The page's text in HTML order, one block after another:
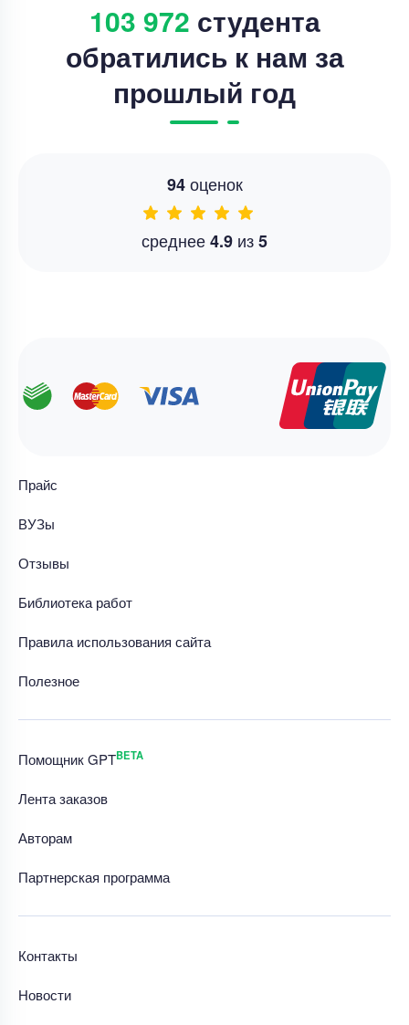
103 972 студента
обратились к нам за
прошлый год
94оценок
среднее4.9 из5
Прайс
ВУЗы
Отзывы
Библиотека работ
Правила использования сайта
Полезное
Помощник GPTBETA
Лента заказов
Авторам
Партнерская программа
Контакты
Новости